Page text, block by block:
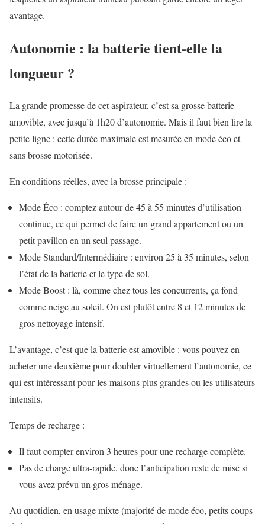
avantage.
Autonomie : la batterie tient-elle la
longueur ?
La grande promesse de cet aspirateur, c’est sa grosse batterie
amovible, avec jusqu’à 1h20 d’autonomie. Mais il faut bien lire la
petite ligne : cette durée maximale est mesurée en mode éco et
sans brosse motorisée.
En conditions réelles, avec la brosse principale :
Mode Éco : comptez autour de 45 à 55 minutes d’utilisation
continue, ce qui permet de faire un grand appartement ou un
petit pavillon en un seul passage.
Mode Standard/Intermédiaire : environ 25 à 35 minutes, selon
l’état de la batterie et le type de sol.
Mode Boost : là, comme chez tous les concurrents, ça fond
comme neige au soleil. On est plutôt entre 8 et 12 minutes de
gros nettoyage intensif.
L’avantage, c’est que la batterie est amovible : vous pouvez en
acheter une deuxième pour doubler virtuellement l’autonomie, ce
qui est intéressant pour les maisons plus grandes ou les utilisateurs
intensifs.
Temps de recharge :
Il faut compter environ 3 heures pour une recharge complète.
Pas de charge ultra-rapide, donc l’anticipation reste de mise si
vous avez prévu un gros ménage.
Au quotidien, en usage mixte (majorité de mode éco, petits coups